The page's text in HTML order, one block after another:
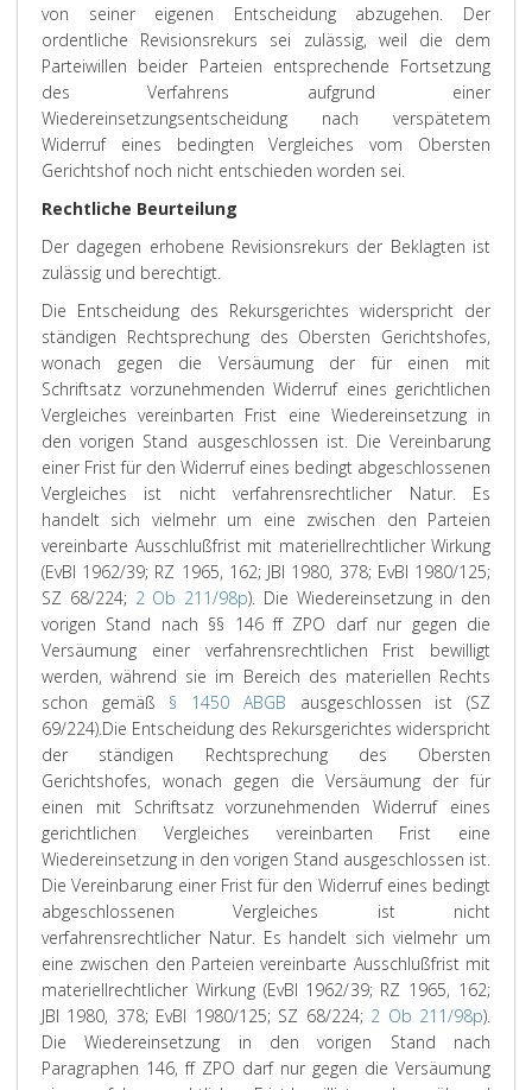
von seiner eigenen Entscheidung abzugehen. Der
ordentliche Revisionsrekurs sei zulässig, weil die dem
Parteiwillen beider Parteien entsprechende Fortsetzung
des Verfahrens aufgrund einer
Wiedereinsetzungsentscheidung nach verspätetem
Widerruf eines bedingten Vergleiches vom Obersten
Gerichtshof noch nicht entschieden worden sei.
Rechtliche Beurteilung
Der dagegen erhobene Revisionsrekurs der Beklagten ist
zulässig und berechtigt.
Die Entscheidung des Rekursgerichtes widerspricht der
ständigen Rechtsprechung des Obersten Gerichtshofes,
wonach gegen die Versäumung der für einen mit
Schriftsatz vorzunehmenden Widerruf eines gerichtlichen
Vergleiches vereinbarten Frist eine Wiedereinsetzung in
den vorigen Stand ausgeschlossen ist. Die Vereinbarung
einer Frist für den Widerruf eines bedingt abgeschlossenen
Vergleiches ist nicht verfahrensrechtlicher Natur. Es
handelt sich vielmehr um eine zwischen den Parteien
vereinbarte Ausschlußfrist mit materiellrechtlicher Wirkung
(EvBl 1962/39; RZ 1965, 162; JBl 1980, 378; EvBl 1980/125;
SZ 68/224; 2 Ob 211/98p). Die Wiedereinsetzung in den
vorigen Stand nach §§ 146 ff ZPO darf nur gegen die
Versäumung einer verfahrensrechtlichen Frist bewilligt
werden, während sie im Bereich des materiellen Rechts
schon gemäß § 1450 ABGB ausgeschlossen ist (SZ
69/224).Die Entscheidung des Rekursgerichtes widerspricht
der ständigen Rechtsprechung des Obersten
Gerichtshofes, wonach gegen die Versäumung der für
einen mit Schriftsatz vorzunehmenden Widerruf eines
gerichtlichen Vergleiches vereinbarten Frist eine
Wiedereinsetzung in den vorigen Stand ausgeschlossen ist.
Die Vereinbarung einer Frist für den Widerruf eines bedingt
abgeschlossenen Vergleiches ist nicht
verfahrensrechtlicher Natur. Es handelt sich vielmehr um
eine zwischen den Parteien vereinbarte Ausschlußfrist mit
materiellrechtlicher Wirkung (EvBl 1962/39; RZ 1965, 162;
JBl 1980, 378; EvBl 1980/125; SZ 68/224; 2 Ob 211/98p).
Die Wiedereinsetzung in den vorigen Stand nach
Paragraphen 146, ff ZPO darf nur gegen die Versäumung